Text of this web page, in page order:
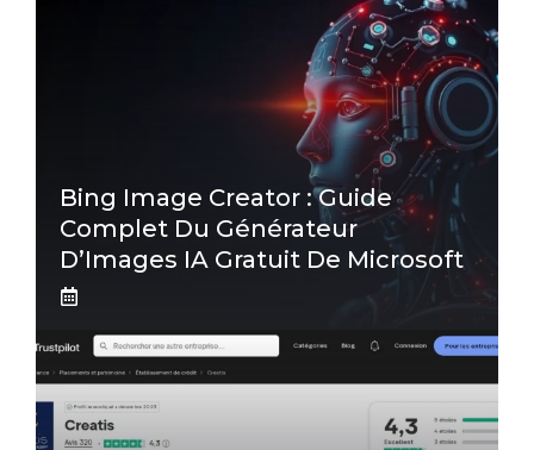
Bing Image Creator : Guide
Complet Du Générateur
D’Images IA Gratuit De Microsoft